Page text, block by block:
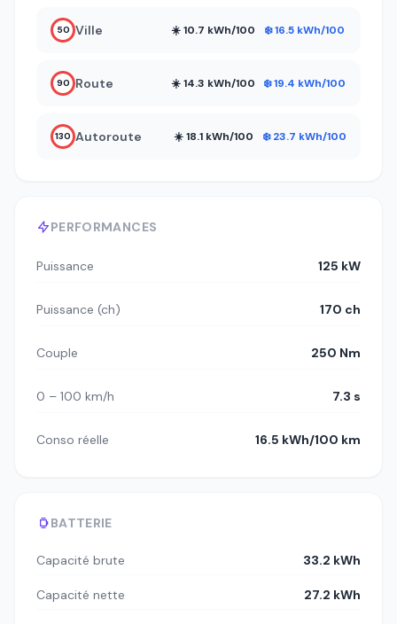
PERFORMANCES
Puissance 125 kW
Puissance (ch) 170 ch
Couple 250 Nm
0 – 100 km/h 7.3 s
Conso réelle 16.5 kWh/100 km
BATTERIE
Capacité brute 33.2 kWh
Capacité nette 27.2 kWh
50 Ville ☀️ 10.7 kWh/100 ❄️ 16.5 kWh/100
90 Route ☀️ 14.3 kWh/100 ❄️ 19.4 kWh/100
130 Autoroute ☀️ 18.1 kWh/100 ❄️ 23.7 kWh/100